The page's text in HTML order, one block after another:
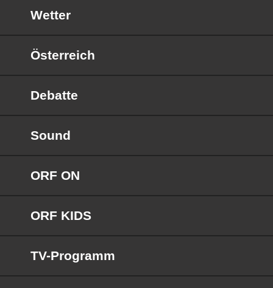
Wetter
Österreich
Debatte
Sound
ORF ON
ORF KIDS
TV-Programm